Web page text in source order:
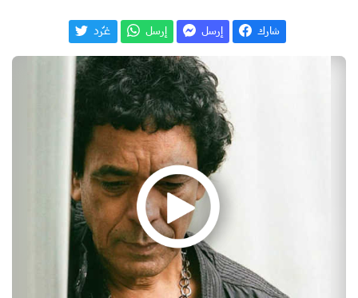
شارك إرسل إرسل غـّرد